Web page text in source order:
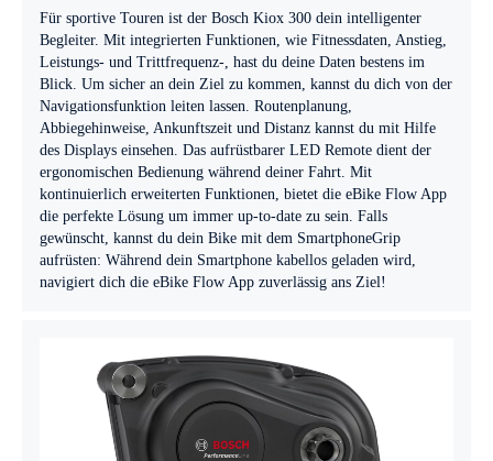
Für sportive Touren ist der Bosch Kiox 300 dein intelligenter
Begleiter. Mit integrierten Funktionen, wie Fitnessdaten, Anstieg,
Leistungs- und Trittfrequenz-, hast du deine Daten bestens im
Blick. Um sicher an dein Ziel zu kommen, kannst du dich von der
Navigationsfunktion leiten lassen. Routenplanung,
Abbiegehinweise, Ankunftszeit und Distanz kannst du mit Hilfe
des Displays einsehen. Das aufrüstbarer LED Remote dient der
ergonomischen Bedienung während deiner Fahrt. Mit
kontinuierlich erweiterten Funktionen, bietet die eBike Flow App
die perfekte Lösung um immer up-to-date zu sein. Falls
gewünscht, kannst du dein Bike mit dem SmartphoneGrip
aufrüsten: Während dein Smartphone kabellos geladen wird,
navigiert dich die eBike Flow App zuverlässig ans Ziel!